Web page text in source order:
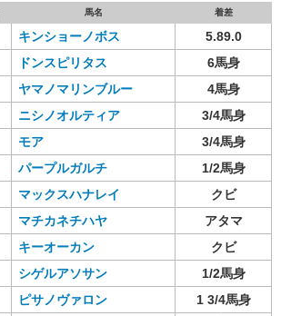
馬名 着差
キンショーノボス
5.89.0
ドンスピリタス
6馬身
ヤマノマリンブルー
4馬身
ニシノオルティア
3/4馬身
モア
3/4馬身
パープルガルチ
1/2馬身
マックスハナレイ
クビ
マチカネチハヤ
アタマ
キーオーカン
クビ
シゲルアソサン
1/2馬身
ピサノヴァロン
1 3/4馬身